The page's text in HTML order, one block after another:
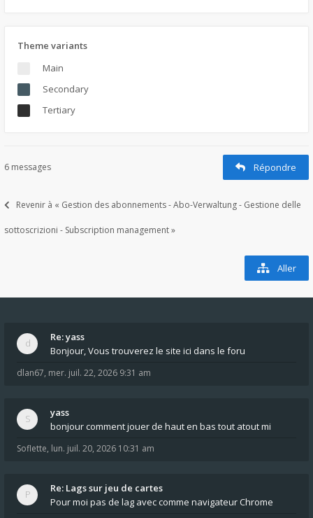
Theme variants
Main
Secondary
Tertiary
6 messages Répondre
Revenir à « Gestion des abonnements - Abo-Verwaltung - Gestione delle
sottoscrizioni - Subscription management »
Aller
Re: yass
Bonjour, Vous trouverez le site ici dans le foru
dlan67, mer. juil. 22, 2026 9:31 am
yass
bonjour comment jouer de haut en bas tout atout mi
Soflette, lun. juil. 20, 2026 10:31 am
Re: Lags sur jeu de cartes
Pour moi pas de lag avec comme navigateur Chrome